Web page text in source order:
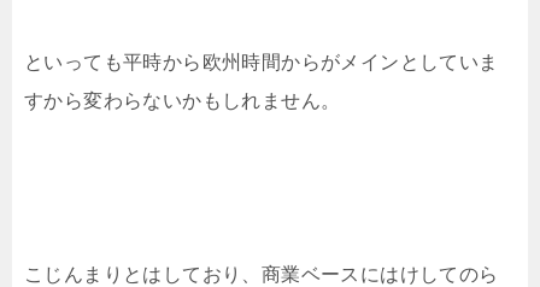
といっても平時から欧州時間からがメインとしていま
すから変わらないかもしれません。
こじんまりとはしており、商業ベースにはけしてのら